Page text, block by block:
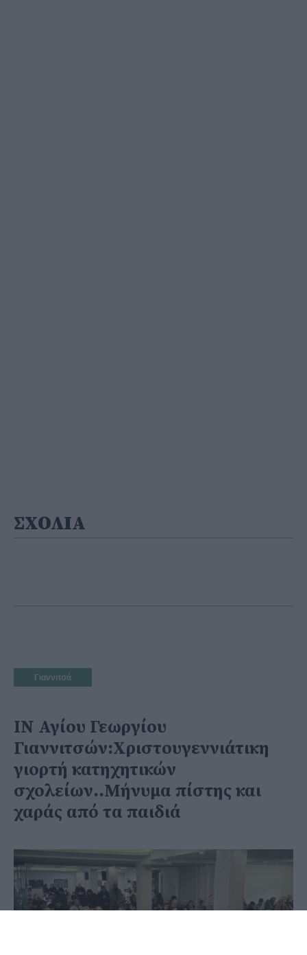
ΣΧΟΛΙΑ
Γιαννιτσά
ΙΝ Αγίου Γεωργίου
Γιαννιτσών:Χριστουγεννιάτικη
γιορτή κατηχητικών
σχολείων..Μήνυμα πίστης και
χαράς από τα παιδιά